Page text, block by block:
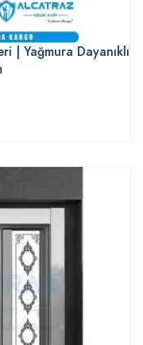
| Yağmura Dayanıklı